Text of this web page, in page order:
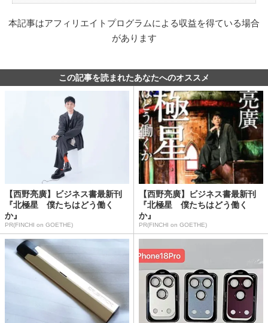
本記事はアフィリエイトプログラムによる収益を得ている場合
があります
この記事を読まれたあなたへのオススメ
【西野亮廣】ビジネス書最新刊
『北極星 僕たちはどう働く
か』
PR(FINCHI on GOETHE)
【西野亮廣】ビジネス書最新刊
『北極星 僕たちはどう働く
か』
PR(FINCHI on GOETHE)